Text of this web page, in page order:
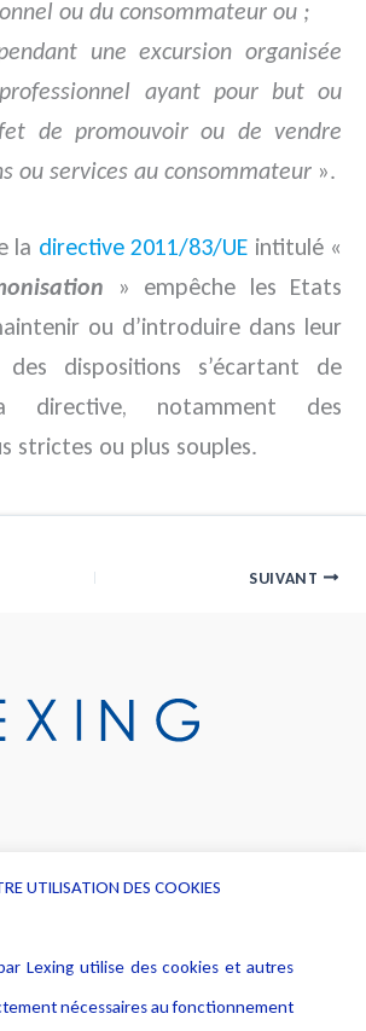
ou du consommateur ou ;
une excursion organisée
ayant pour but ou
de promouvoir ou de vendre
ou services au consommateur ».
la directive 2011/83/UE intitulé «
» empêche les Etats
ou d’introduire dans leur
dispositions s’écartant de
notamment des
strictes ou plus souples.
SUIVANT
UTILISATION DES COOKIES
Lexing utilise des cookies et autres
nécessaires au fonctionnement